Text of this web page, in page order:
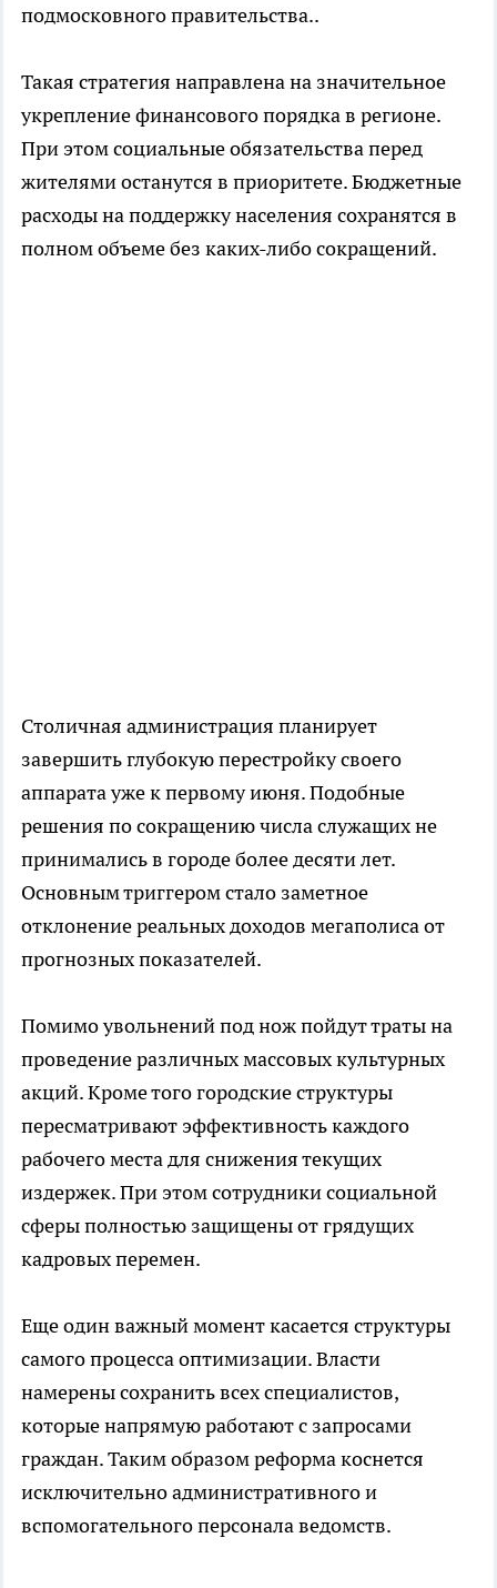
подмосковного правительства..
Такая стратегия направлена на значительное
укрепление финансового порядка в регионе.
При этом социальные обязательства перед
жителями останутся в приоритете. Бюджетные
расходы на поддержку населения сохранятся в
полном объеме без каких-либо сокращений.
Столичная администрация планирует
завершить глубокую перестройку своего
аппарата уже к первому июня. Подобные
решения по сокращению числа служащих не
принимались в городе более десяти лет.
Основным триггером стало заметное
отклонение реальных доходов мегаполиса от
прогнозных показателей.
Помимо увольнений под нож пойдут траты на
проведение различных массовых культурных
акций. Кроме того городские структуры
пересматривают эффективность каждого
рабочего места для снижения текущих
издержек. При этом сотрудники социальной
сферы полностью защищены от грядущих
кадровых перемен.
Еще один важный момент касается структуры
самого процесса оптимизации. Власти
намерены сохранить всех специалистов,
которые напрямую работают с запросами
граждан. Таким образом реформа коснется
исключительно административного и
вспомогательного персонала ведомств.